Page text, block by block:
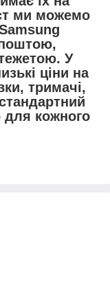
ми можемо
У
ціни на
тримачі,
для кожного